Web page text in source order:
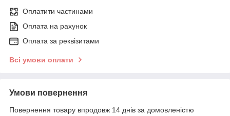
Оплатити частинами
Оплата на рахунок
Оплата за реквізитами
Всі умови оплати
Умови повернення
Повернення товару впродовж 14 днів за домовленістю